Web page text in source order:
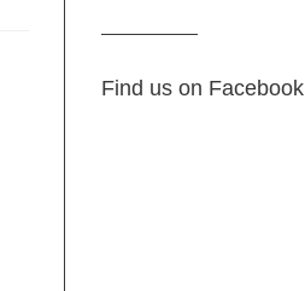
Find us on Facebook